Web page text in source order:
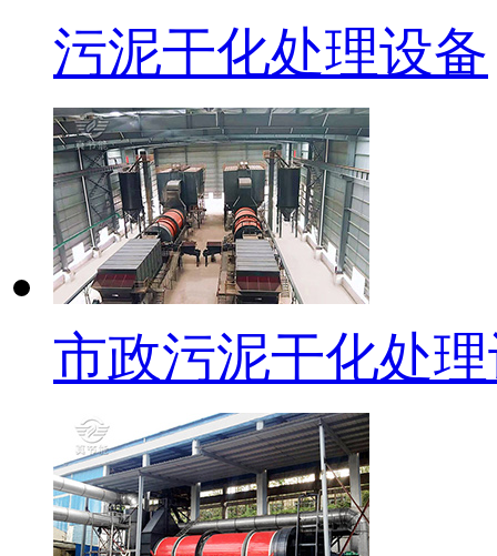
污泥干化处理设备
市政污泥干化处